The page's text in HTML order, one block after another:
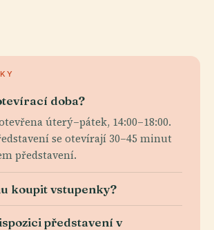
doba?
úterý–pátek, 14:00–18:00.
se otevírají 30–45 minut
představení.
koupit vstupenky?
představení v